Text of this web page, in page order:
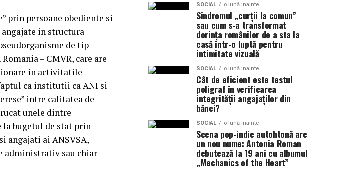
prin persoane obediente si
in structura
de tip
– CMVR, care are
in activitatile
ca institutii ca ANI si
intre calitatea de
unele dintre
la bugetul de stat prin
angajati ai ANSVSA,
administrativ sau chiar
SOCIAL o lună inainte
Sindromul „curții la comun”
sau cum s-a transformat
dorința românilor de a sta la
casă într-o luptă pentru
intimitate vizuală
SOCIAL o lună inainte
Cât de eficient este testul
poligraf în verificarea
integrității angajaților din
bănci?
SOCIAL o lună inainte
Scena pop-indie autohtonă are
un nou nume: Antonia Roman
debutează la 19 ani cu albumul
„Mechanics of the Heart”